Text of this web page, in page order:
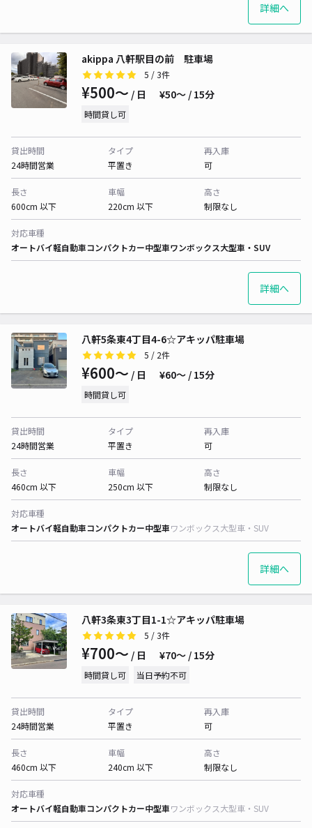
詳細へ
akippa 八軒駅目の前 駐車場
5 / 3件
¥500〜 / 日 ¥50〜 / 15分
時間貸し可
貸出時間
24時間営業
タイプ
平置き
再入庫
可
長さ
600cm 以下
車幅
220cm 以下
高さ
制限なし
対応車種
オートバイ軽自動車コンパクトカー中型車ワンボックス大型車・SUV
詳細へ
八軒5条東4丁目4-6☆アキッパ駐車場
5 / 2件
¥600〜 / 日 ¥60〜 / 15分
時間貸し可
貸出時間
24時間営業
タイプ
平置き
再入庫
可
長さ
460cm 以下
車幅
250cm 以下
高さ
制限なし
対応車種
オートバイ軽自動車コンパクトカー中型車ワンボックス大型車・SUV
詳細へ
八軒3条東3丁目1-1☆アキッパ駐車場
5 / 3件
¥700〜 / 日 ¥70〜 / 15分
時間貸し可 当日予約不可
貸出時間
24時間営業
タイプ
平置き
再入庫
可
長さ
460cm 以下
車幅
240cm 以下
高さ
制限なし
対応車種
オートバイ軽自動車コンパクトカー中型車ワンボックス大型車・SUV